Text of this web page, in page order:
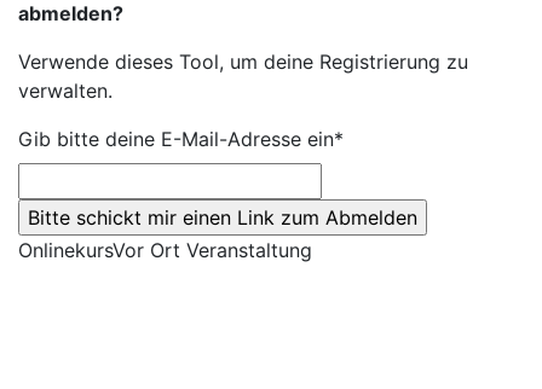
abmelden?
Verwende dieses Tool, um deine Registrierung zu
verwalten.
Gib bitte deine E-Mail-Adresse ein*
OnlinekursVor Ort Veranstaltung